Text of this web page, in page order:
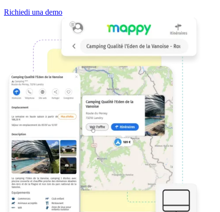
Richiedi una demo